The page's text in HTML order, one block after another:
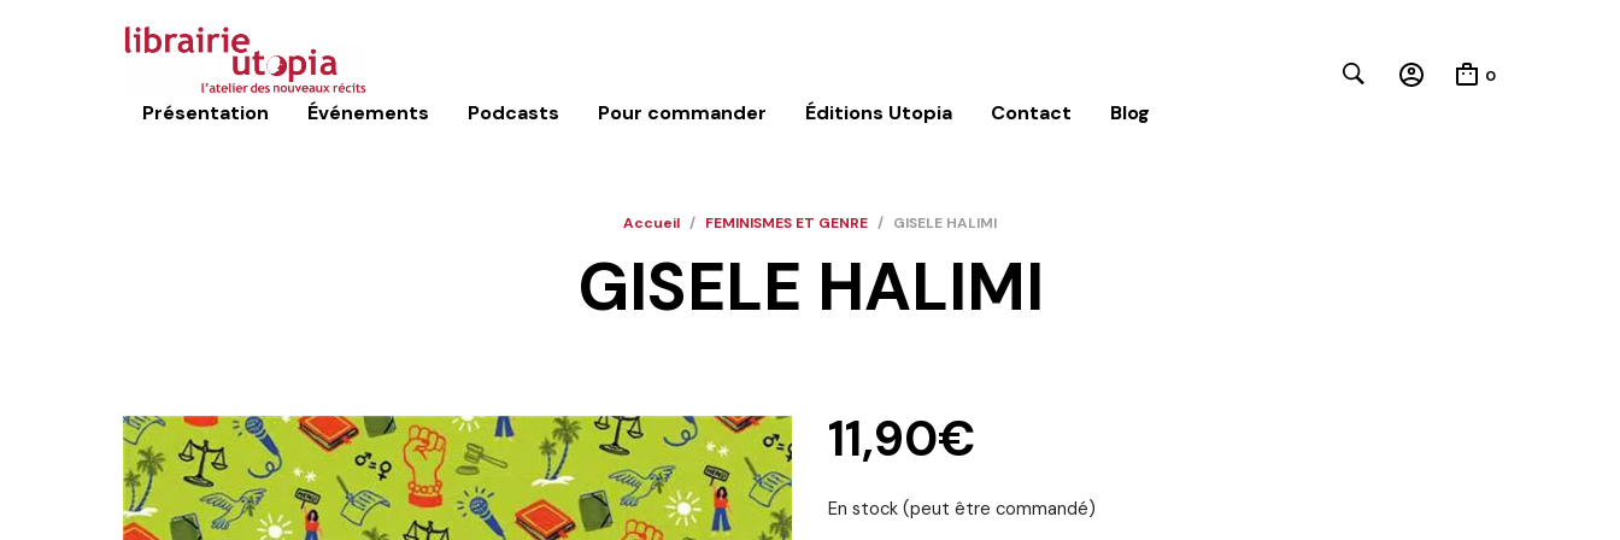
Présentation Événements Podcasts Pour commander Éditions Utopia Contact Blog
0
Accueil / FEMINISMES ET GENRE / GISELE HALIMI
GISELE HALIMI
11,90€
En stock (peut être commandé)